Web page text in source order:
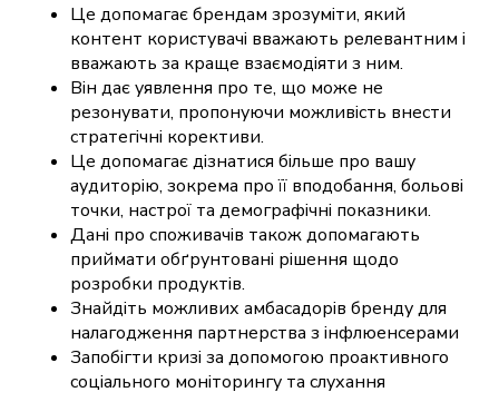
Це допомагає брендам зрозуміти, який
контент користувачі вважають релевантним і
вважають за краще взаємодіяти з ним.
Він дає уявлення про те, що може не
резонувати, пропонуючи можливість внести
стратегічні корективи.
Це допомагає дізнатися більше про вашу
аудиторію, зокрема про її вподобання, больові
точки, настрої та демографічні показники.
Дані про споживачів також допомагають
приймати обґрунтовані рішення щодо
розробки продуктів.
Знайдіть можливих амбасадорів бренду для
налагодження партнерства з інфлюенсерами
Запобігти кризі за допомогою проактивного
соціального моніторингу та слухання